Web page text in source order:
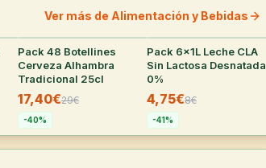
Ver más de Alimentación y Bebidas
Pack 48 Botellines
Cerveza Alhambra
Tradicional 25cl
17,40€29€
-40%
24
Pack 6x1L Leche CLA
Sin Lactosa Desnatada
0%
4,75€8€
-41%